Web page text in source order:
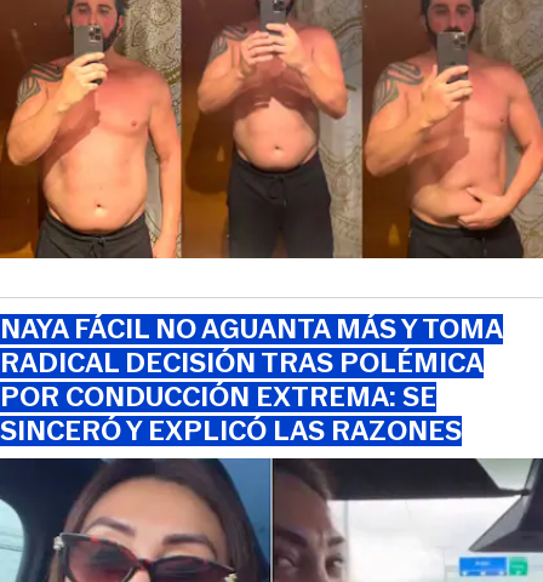
NAYA FÁCIL NO AGUANTA MÁS Y TOMA
RADICAL DECISIÓN TRAS POLÉMICA
POR CONDUCCIÓN EXTREMA: SE
SINCERÓ Y EXPLICÓ LAS RAZONES